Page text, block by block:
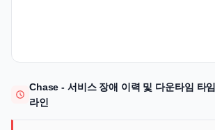
Chase - 서비스 장애 이력 및 다운타임 타임
라인